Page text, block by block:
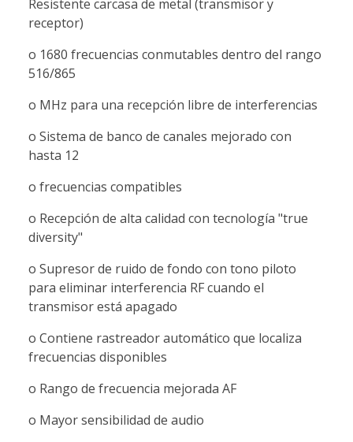
Resistente carcasa de metal (transmisor y
receptor)
o 1680 frecuencias conmutables dentro del rango
516/865
o MHz para una recepción libre de interferencias
o Sistema de banco de canales mejorado con
hasta 12
o frecuencias compatibles
o Recepción de alta calidad con tecnología "true
diversity"
o Supresor de ruido de fondo con tono piloto
para eliminar interferencia RF cuando el
transmisor está apagado
o Contiene rastreador automático que localiza
frecuencias disponibles
o Rango de frecuencia mejorada AF
o Mayor sensibilidad de audio